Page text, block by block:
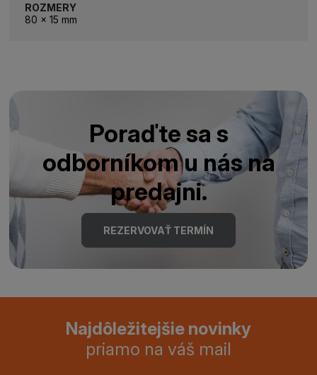
ROZMERY
80 x 15 mm
Poraďte sa s
odborníkom u nás na
predajni.
REZERVOVAŤ TERMÍN
Najdôležitejšie novinky
priamo na váš mail